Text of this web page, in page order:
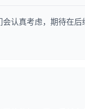
认真考虑，期待在后